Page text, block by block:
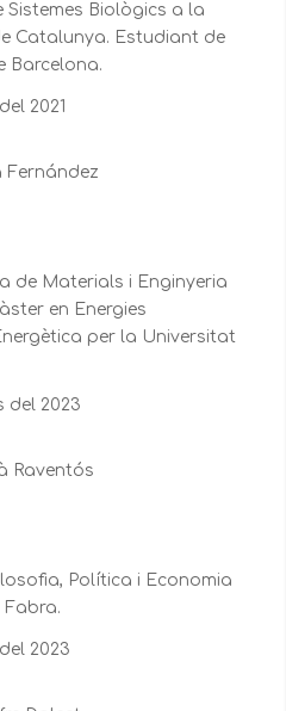
Sistemes Biològics a la
Catalunya. Estudiant de
Barcelona.
2021
de Materials i Enginyeria
en Energies
per la Universitat
del 2023
Política i Economia
Fabra.
2023